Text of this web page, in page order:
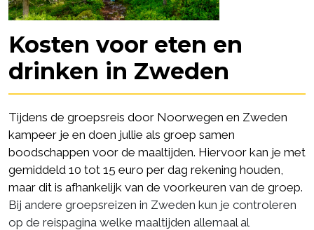
Kosten voor eten en
drinken in Zweden
Tijdens de groepsreis door Noorwegen en Zweden
kampeer je en doen jullie als groep samen
boodschappen voor de maaltijden. Hiervoor kan je met
gemiddeld 10 tot 15 euro per dag rekening houden,
maar dit is afhankelijk van de voorkeuren van de groep.
Bij andere groepsreizen in Zweden kun je controleren
op de reispagina welke maaltijden allemaal al